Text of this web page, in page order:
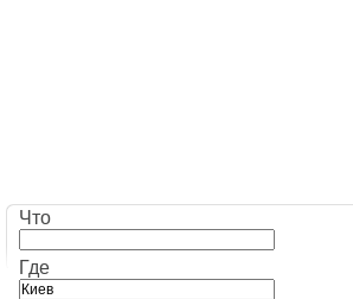
Что
Где